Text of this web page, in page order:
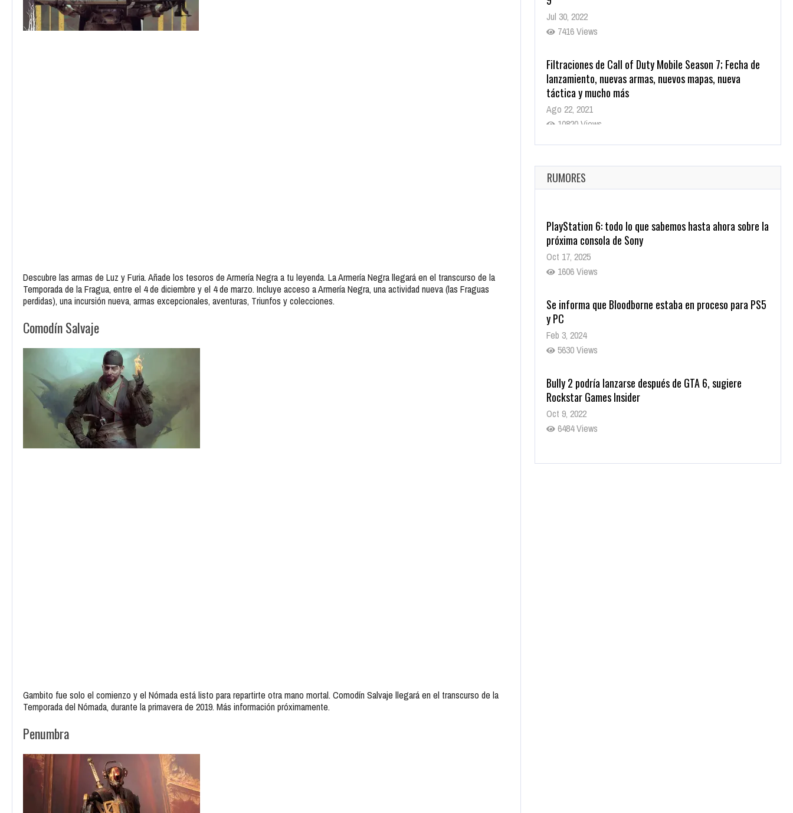
Descubre las armas de Luz y Furia. Añade los tesoros de Armería Negra a tu leyenda. La Armería Negra llegará en el transcurso de la
Temporada de la Fragua, entre el 4 de diciembre y el 4 de marzo. Incluye acceso a Armería Negra, una actividad nueva (las Fraguas
perdidas), una incursión nueva, armas excepcionales, aventuras, Triunfos y colecciones.
Comodín Salvaje
Gambito fue solo el comienzo y el Nómada está listo para repartirte otra mano mortal. Comodín Salvaje llegará en el transcurso de la
Temporada del Nómada, durante la primavera de 2019. Más información próximamente.
Penumbra
Jul 30, 2022
7416 Views
Filtraciones de Call of Duty Mobile Season 7; Fecha de
lanzamiento, nuevas armas, nuevos mapas, nueva
táctica y mucho más
Ago 22, 2021
10820 Views
La configuración de Call of Duty 2021 aparentemente
Ago 8, 2021
10005 Views
RUMORES
PlayStation 6: todo lo que sabemos hasta ahora sobre la
próxima consola de Sony
Oct 17, 2025
1606 Views
Se informa que Bloodborne estaba en proceso para PS5
y PC
Feb 3, 2024
5630 Views
Bully 2 podría lanzarse después de GTA 6, sugiere
Rockstar Games Insider
Oct 9, 2022
6484 Views
Rumor: Se filtran los primeros detalles de Resident Evil